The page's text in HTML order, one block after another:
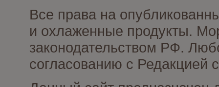
Все права на
и охлаженные продукты.
законодательством РФ.
согласованию с Редакцией